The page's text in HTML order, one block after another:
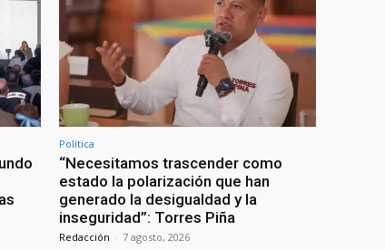
Política
“Necesitamos trascender como
estado la polarización que han
generado la desigualdad y la
inseguridad”: Torres Piña
Redacción - 7 agosto, 2026